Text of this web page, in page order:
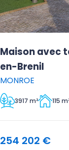
Maison avec
en-Brenil
MONROE
3917 m² 115
254 202 €